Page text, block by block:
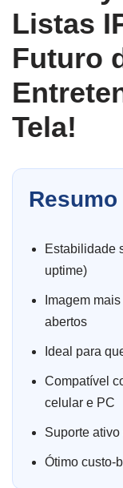
Listas
Futuro
Tela!
Estabilidade
uptime)
Imagem
abertos
Ideal para
Compatível
celular e PC
Suporte
Ótimo custo-